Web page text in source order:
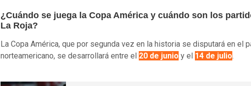
¿Cuándo se juega la Copa América y cuándo son los
La Roja?
La Copa América, que por segunda vez en la historia se disputará en el
norteamericano, se desarrollará entre el 20 de junio y el 14 de julio.